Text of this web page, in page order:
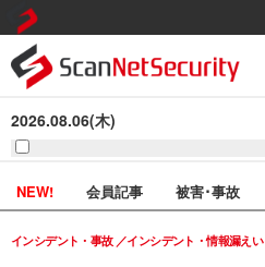
2026.08.06(木)
NEW! 会員記事 被害･事故
インシデント・事故 インシデント・情報漏えい